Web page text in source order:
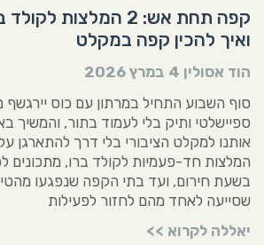
קפה תחת אש: 2 המלצות
ואיך להכין קפה במקלט
הוד אסולין 4 במרץ 2026
סוף השבוע התחיל במרתון עם כוס
ספיישלטי ותיק בלי לעמוד בתור, והמשיך
אותנו למקלט הציבורי בלי דרך להתארגן
המלצות חד-פעמיות לקולד ברו, מתכונים
בשעת חירום, ועד בתי הקפה שנפגעו
שסייעה לאחד מהם לחזור לפעילות
יאללה לקרוא >>